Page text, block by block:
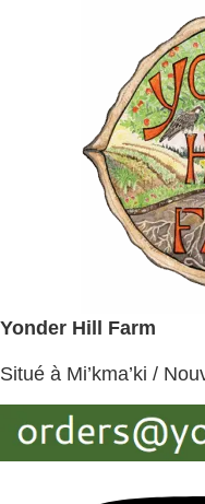
Yonder Hill Farm
Situé à Mi’kma’ki /